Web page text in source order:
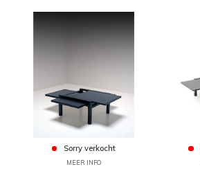
Sorry verkocht
MEER INFO